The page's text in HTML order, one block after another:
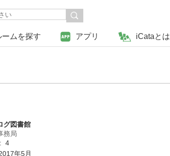
ームを探す アプリ iCataとは
グ図書館
務局
: 4
年5月